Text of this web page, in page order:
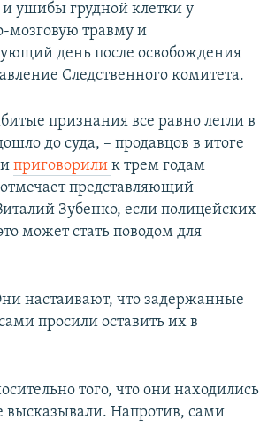
и ушибы грудной клетки у
мозговую травму и
день после освобождения
Следственного комитета.
признания все равно легли в
до суда, – продавцов в итоге
приговорили к трем годам
представляющий
Зубенко, если полицейских
может стать поводом для
настаивают, что задержанные
просили оставить их в
того, что они находились
высказывали. Напротив, сами